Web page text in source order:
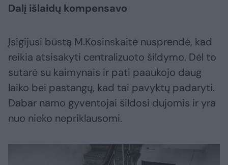
Dalį išlaidų kompensavo
Įsigijusi būstą M.Kosinskaitė nusprendė, kad
reikia atsisakyti centralizuoto šildymo. Dėl to
sutarė su kaimynais ir pati paaukojo daug
laiko bei pastangų, kad tai pavyktų padaryti.
Dabar namo gyventojai šildosi dujomis ir yra
nuo nieko nepriklausomi.